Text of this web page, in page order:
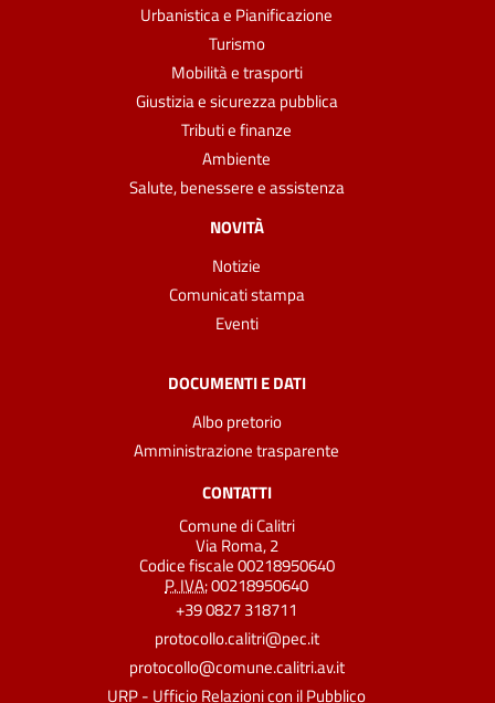
Urbanistica e Pianificazione
Turismo
Mobilità e trasporti
Giustizia e sicurezza pubblica
Tributi e finanze
Ambiente
Salute, benessere e assistenza
NOVITÀ
Notizie
Comunicati stampa
Eventi
DOCUMENTI E DATI
Albo pretorio
Amministrazione trasparente
CONTATTI
Comune di Calitri
Via Roma, 2
Codice fiscale 00218950640
P. IVA:00218950640
+39 0827 318711
protocollo.calitri@pec.it
protocollo@comune.calitri.av.it
URP - Ufficio Relazioni con il Pubblico